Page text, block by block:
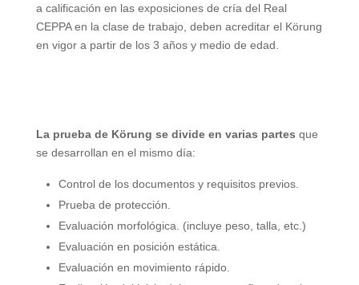
a calificación en las exposiciones de cría del Real
CEPPA en la clase de trabajo, deben acreditar el Körung
en vigor a partir de los 3 años y medio de edad.
La prueba de Körung se divide en varias partes que
se desarrollan en el mismo día:
Control de los documentos y requisitos previos.
Prueba de protección.
Evaluación morfológica. (incluye peso, talla, etc.)
Evaluación en posición estática.
Evaluación en movimiento rápido.